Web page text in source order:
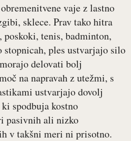
vaje z lastno
sklece. Prav tako hitra
tenis, badminton,
stopnicah, ples ustvarjajo silo
delovati bolj
na napravah z utežmi, s
ustvarjajo dovolj
spodbuja kostno
pasivnih ali nizko
v takšni meri ni prisotno.